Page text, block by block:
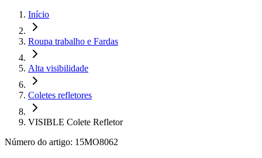
Início
Roupa trabalho e Fardas
Alta visibilidade
Coletes refletores
VISIBLE Colete Refletor
Número do artigo: 15MO8062